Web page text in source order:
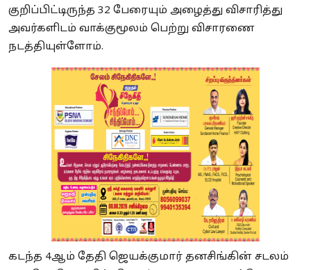
குறிப்பிட்டிருந்த 32 பேரையும் அழைத்து விசாரித்து
அவர்களிடம் வாக்குமூலம் பெற்று விசாரணை
நடத்தியுள்ளோம்.
கடந்த 4ஆம் தேதி ஜெயக்குமார் தனசிங்கின் சடலம்